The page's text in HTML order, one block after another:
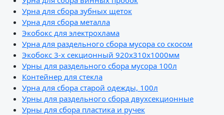
Урна для сбора зубных щеток
Урна для сбора металла
Экобокс для электрохлама
Урна для раздельного сбора мусора со скосом
Экобокс 3-х секционный 920х310х1000мм
Урны для раздельного сбора мусора 100л
Контейнер для стекла
Урна для сбора старой одежды, 100л
Урны для раздельного сбора двухсекционные
Урны для сбора пластика и ручек